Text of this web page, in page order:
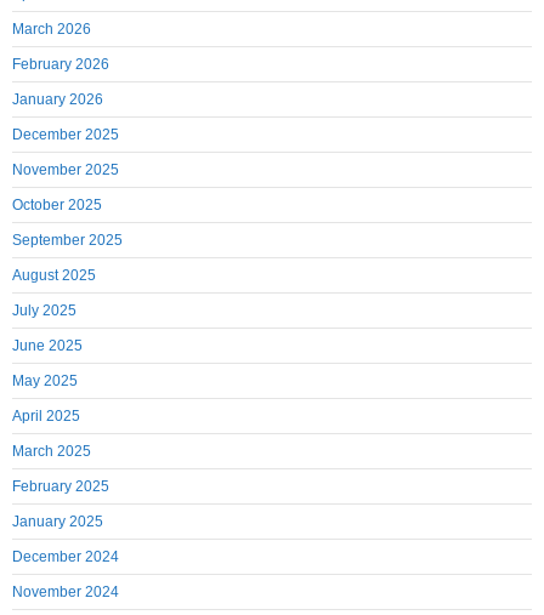
March 2026
February 2026
January 2026
December 2025
November 2025
October 2025
September 2025
August 2025
July 2025
June 2025
May 2025
April 2025
March 2025
February 2025
January 2025
December 2024
November 2024